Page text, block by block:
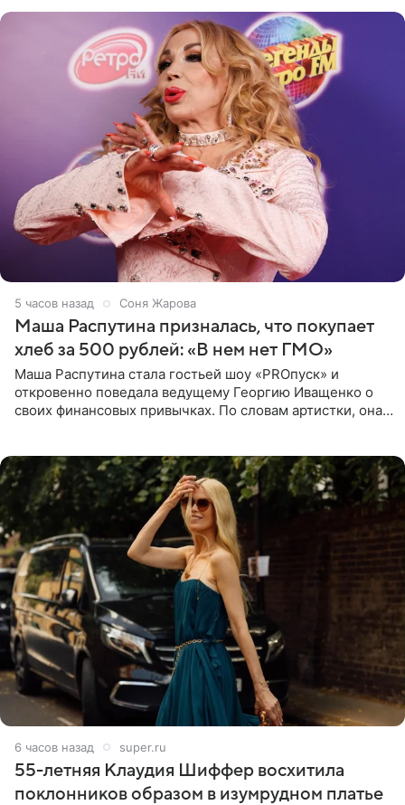
5 часов назад Соня Жарова
Маша Распутина призналась, что покупает
хлеб за 500 рублей: «В нем нет ГМО»
Маша Распутина стала гостьей шоу «PROпуск» и
откровенно поведала ведущему Георгию Иващенко о
своих финансовых привычках. По словам артистки, она
6 часов назад super.ru
55-летняя Клаудия Шиффер восхитила
поклонников образом в изумрудном платье